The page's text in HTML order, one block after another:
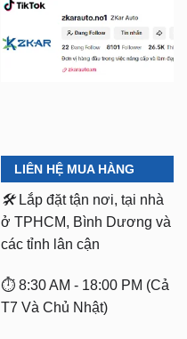
LIÊN HỆ MUA HÀNG
🛠️ Lắp đặt tận nơi, tại nhà
ở TPHCM, Bình Dương và
các tỉnh lân cận
⏱️ 8:30 AM - 18:00 PM (Cả
T7 Và Chủ Nhật)